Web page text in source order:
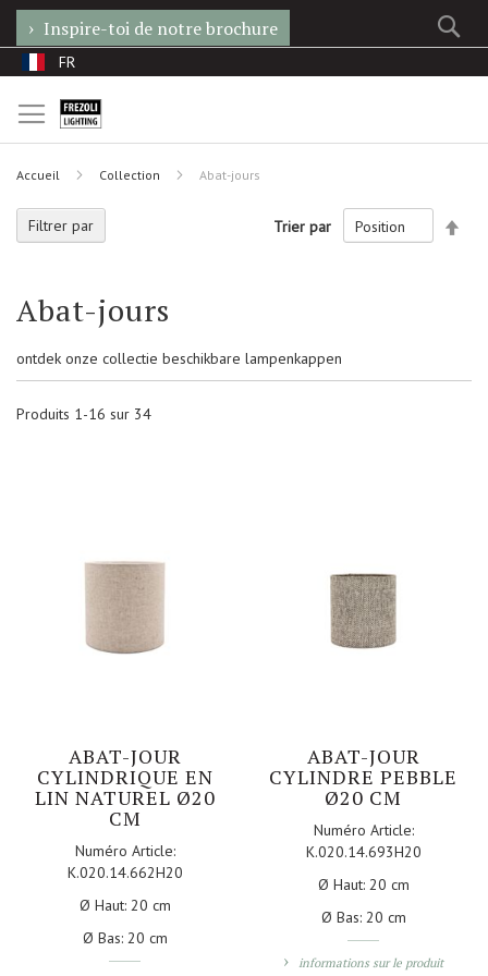
Allez
au
contenu
LangueFR
Inspire-toi de notre brochure
Accueil Collection Abat-jours
Abat-jours
ontdek onze collectie beschikbare lampenkappen
Produits 1-16 sur 34
Trier par
ABAT-JOUR
CYLINDRIQUE EN
LIN NATUREL Ø20
CM
Numéro Article:
K.020.14.662H20
Ø Haut:20 cm
Ø Bas:20 cm
ABAT-JOUR
CYLINDRE PEBBLE
Ø20 CM
Numéro Article:
K.020.14.693H20
Ø Haut:20 cm
Ø Bas:20 cm
informations sur le produit
Filtrer par